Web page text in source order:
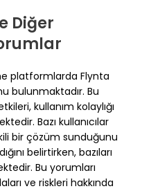
Diğer
platformlarda Flynta
bulunmaktadır. Bu
kullanım kolaylığı
Bazı kullanıcılar
bir çözüm sunduğunu
belirtirken, bazıları
Bu yorumları
ve riskleri hakkında